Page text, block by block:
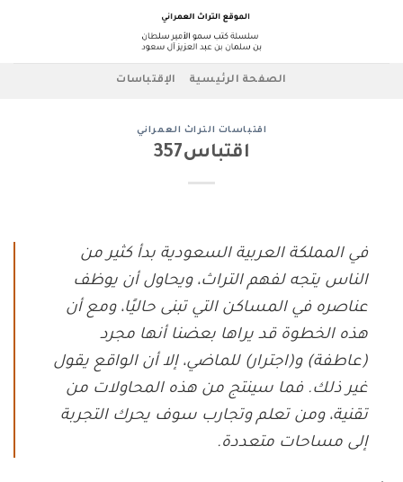
الصفحة الرئيسية الإقتباسات
اقتباسات التراث العمراني
اقتباس357
في المملكة العربية السعودية بدأ كثير من
الناس يتجه لفهم التراث، ويحاول أن يوظف
عناصره في المساكن التي تبنى حاليًا، ومع أن
هذه الخطوة قد يراها بعضنا أنها مجرد
(عاطفة) و(اجترار) للماضي، إلا أن الواقع يقول
غير ذلك. فما سينتج من هذه المحاولات من
تقنية، ومن تعلم وتجارب سوف يحرك التجربة
إلى مساحات متعددة.